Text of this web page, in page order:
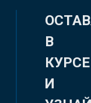
В
КУРСЕ
И